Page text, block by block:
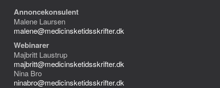
Annoncekonsulent
Malene Laursen
malene@medicinsketidsskrifter.dk
Webinarer
Majbritt Laustrup
majbritt@medicinsketidsskrifter.dk
Nina Bro
ninabro@medicinsketidsskrifter.dk